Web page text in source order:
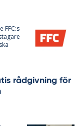
FFC:s
råd­giv­ning för